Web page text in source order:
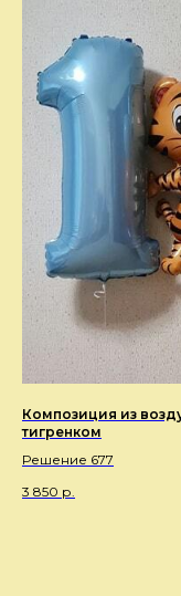
Композиция из
тигренком
Решение 677
3 850 р.